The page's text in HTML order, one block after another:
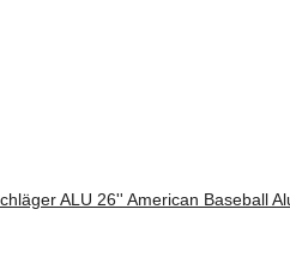
ALU 26'' American Baseball